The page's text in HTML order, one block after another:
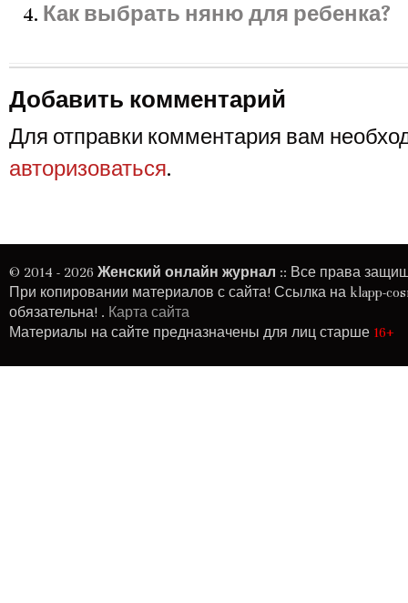
Как выбрать няню для ребенка?
Добавить комментарий
Для отправки комментария вам
авторизоваться.
© 2014 - 2026 Женский онлайн журнал :: Все права
При копировании материалов с сайта! Ссылка на klapp-
обязательна! . Карта сайта
Материалы на сайте предназначены для лиц старше 16+